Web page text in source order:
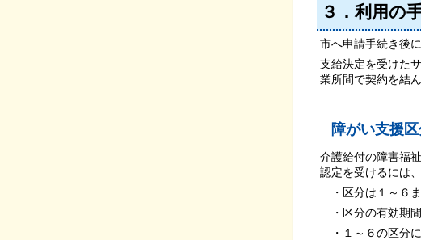
３．利用の
市へ申請手続き後
支給決定を受けた
業所間で契約を結
障がい支援
介護給付の障害福
認定を受けるには
・区分は１～６ま
・区分の有効期間
・１～６の区分に